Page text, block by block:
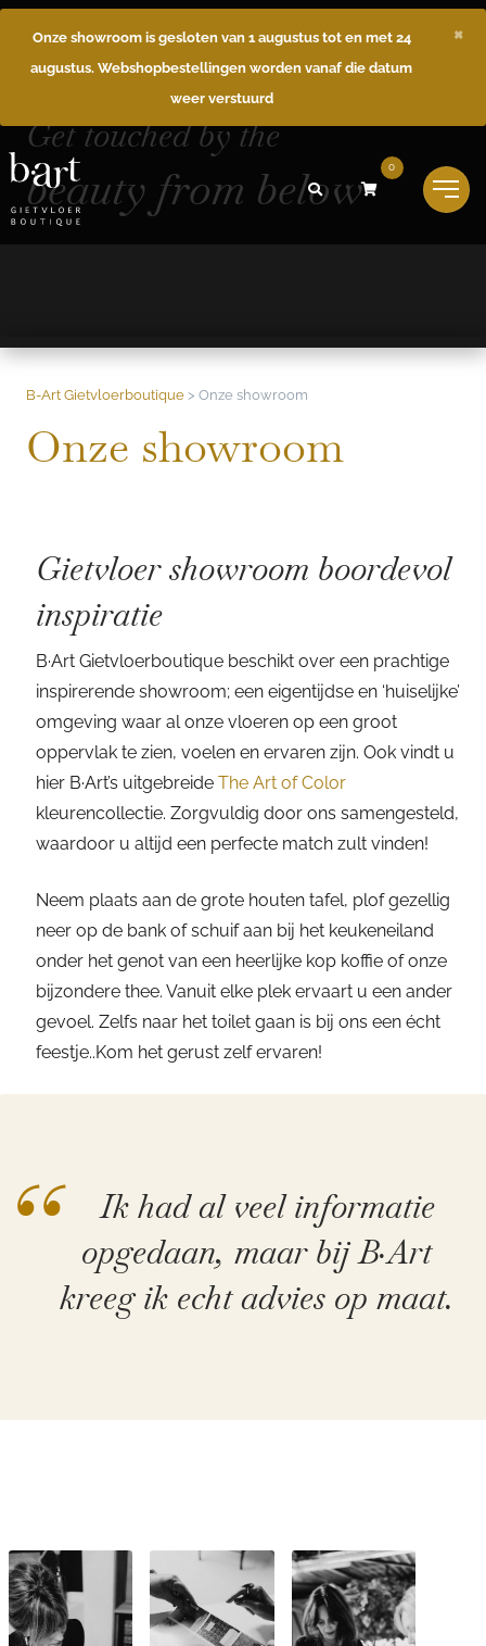
Onze showroom is gesloten van 1 augustus tot en met 24
augustus. Webshopbestellingen worden vanaf die datum
weer verstuurd
×
0
Get touched by the
beauty from below
B-Art Gietvloerboutique > Onze showroom
Onze showroom
Gietvloer showroom boordevol
inspiratie
B·Art Gietvloerboutique beschikt over een prachtige
inspirerende showroom; een eigentijdse en ‘huiselijke’
omgeving waar al onze vloeren op een groot
oppervlak te zien, voelen en ervaren zijn. Ook vindt u
hier B·Art’s uitgebreide The Art of Color
kleurencollectie. Zorgvuldig door ons samengesteld,
waardoor u altijd een perfecte match zult vinden!
Neem plaats aan de grote houten tafel, plof gezellig
neer op de bank of schuif aan bij het keukeneiland
onder het genot van een heerlijke kop koffie of onze
bijzondere thee. Vanuit elke plek ervaart u een ander
gevoel. Zelfs naar het toilet gaan is bij ons een écht
feestje..Kom het gerust zelf ervaren!
Ik had al veel informatie
opgedaan, maar bij B·Art
kreeg ik echt advies op maat.